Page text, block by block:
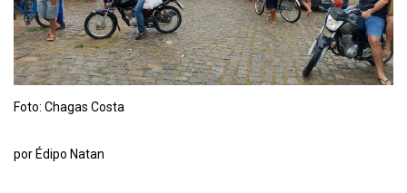
Foto: Chagas Costa
por Édipo Natan